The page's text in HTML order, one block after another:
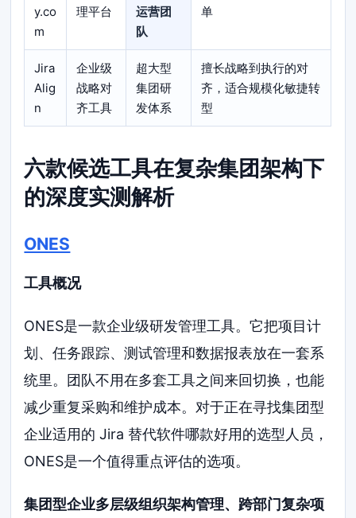
y.co
m
理平台
运营团
队
单
Jira
Alig
n
企业级
战略对
齐工具
超大型
集团研
发体系
擅长战略到执行的对
齐，适合规模化敏捷转
型
六款候选工具在复杂集团架构下
的深度实测解析
ONES
工具概况
ONES是一款企业级研发管理工具。它把项目计
划、任务跟踪、测试管理和数据报表放在一套系
统里。团队不用在多套工具之间来回切换，也能
减少重复采购和维护成本。对于正在寻找集团型
企业适用的 Jira 替代软件哪款好用的选型人员，
ONES是一个值得重点评估的选项。
集团型企业多层级组织架构管理、跨部门复杂项